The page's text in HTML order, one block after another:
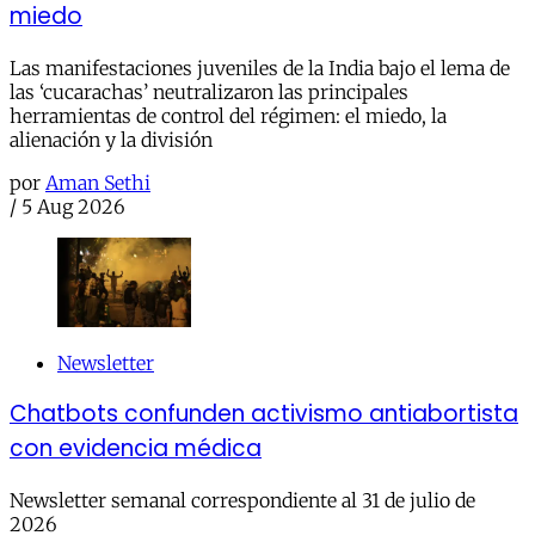
miedo
Las manifestaciones juveniles de la India bajo el lema de
las ‘cucarachas’ neutralizaron las principales
herramientas de control del régimen: el miedo, la
alienación y la división
por Aman Sethi
/ 5 Aug 2026
Newsletter
Chatbots confunden activismo antiabortista
con evidencia médica
Newsletter semanal correspondiente al 31 de julio de
2026